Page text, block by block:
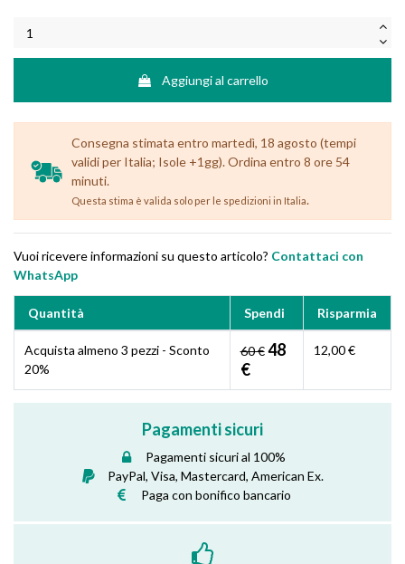
Aggiungi al carrello
Consegna stimata entro martedì, 18 agosto (tempi
validi per Italia; Isole +1gg). Ordina entro 8 ore 54
minuti.
Questa stima è valida solo per le spedizioni in Italia.
Vuoi ricevere informazioni su questo articolo? Contattaci con
WhatsApp
Quantità Spendi Risparmia
Acquista almeno 3 pezzi - Sconto
20%
60 € 48
€
12,00 €
Pagamenti sicuri
Pagamenti sicuri al 100%
PayPal, Visa, Mastercard, American Ex.
Paga con bonifico bancario